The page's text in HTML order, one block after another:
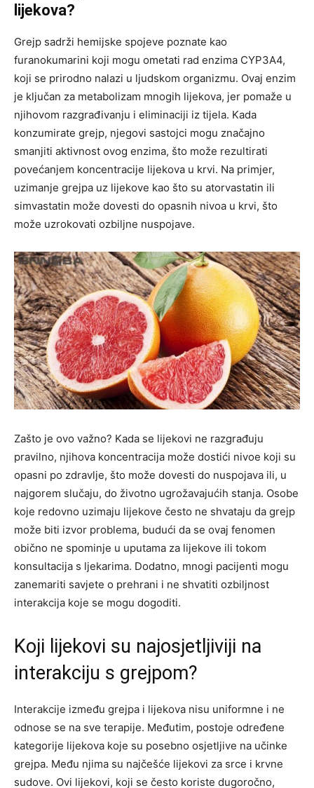
lijekova?
Grejp sadrži hemijske spojeve poznate kao
furanokumarini koji mogu ometati rad enzima CYP3A4,
koji se prirodno nalazi u ljudskom organizmu. Ovaj enzim
je ključan za metabolizam mnogih lijekova, jer pomaže u
njihovom razgrađivanju i eliminaciji iz tijela. Kada
konzumirate grejp, njegovi sastojci mogu značajno
smanjiti aktivnost ovog enzima, što može rezultirati
povećanjem koncentracije lijekova u krvi. Na primjer,
uzimanje grejpa uz lijekove kao što su atorvastatin ili
simvastatin može dovesti do opasnih nivoa u krvi, što
može uzrokovati ozbiljne nuspojave.
Zašto je ovo važno? Kada se lijekovi ne razgrađuju
pravilno, njihova koncentracija može dostići nivoe koji su
opasni po zdravlje, što može dovesti do nuspojava ili, u
najgorem slučaju, do životno ugrožavajućih stanja. Osobe
koje redovno uzimaju lijekove često ne shvataju da grejp
može biti izvor problema, budući da se ovaj fenomen
obično ne spominje u uputama za lijekove ili tokom
konsultacija s ljekarima. Dodatno, mnogi pacijenti mogu
zanemariti savjete o prehrani i ne shvatiti ozbiljnost
interakcija koje se mogu dogoditi.
Koji lijekovi su najosjetljiviji na
interakciju s grejpom?
Interakcije između grejpa i lijekova nisu uniformne i ne
odnose se na sve terapije. Međutim, postoje određene
kategorije lijekova koje su posebno osjetljive na učinke
grejpa. Među njima su najčešće lijekovi za srce i krvne
sudove. Ovi lijekovi, koji se često koriste dugoročno,